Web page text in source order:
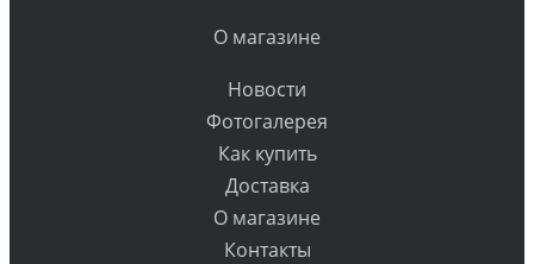
О магазине
Новости
Фотогалерея
Как купить
Доставка
О магазине
Контакты